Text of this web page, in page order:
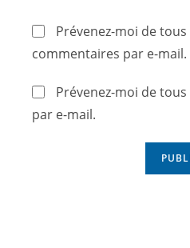
Prévenez-moi de
commentaires par e-mail.
Prévenez-moi de
par e-mail.